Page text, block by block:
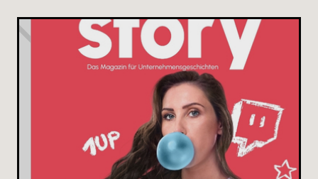
man später eine Marke aufbauen wolle.